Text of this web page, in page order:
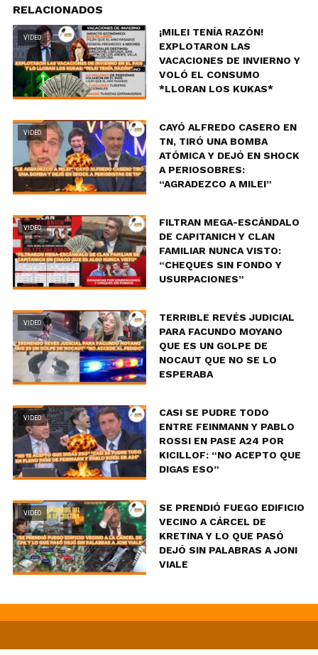
RELACIONADOS
VIDEO
¡MILEI TENÍA RAZÓN!
EXPLOTARON LAS
VACACIONES DE INVIERNO Y
VOLÓ EL CONSUMO
*LLORAN LOS KUKAS*
VIDEO
CAYÓ ALFREDO CASERO EN
TN, TIRÓ UNA BOMBA
ATÓMICA Y DEJÓ EN SHOCK
A PERIOSOBRES:
“AGRADEZCO A MILEI”
VIDEO
FILTRAN MEGA-ESCÁNDALO
DE CAPITANICH Y CLAN
FAMILIAR NUNCA VISTO:
“CHEQUES SIN FONDO Y
USURPACIONES”
VIDEO
TERRIBLE REVÉS JUDICIAL
PARA FACUNDO MOYANO
QUE ES UN GOLPE DE
NOCAUT QUE NO SE LO
ESPERABA
VIDEO
CASI SE PUDRE TODO
ENTRE FEINMANN Y PABLO
ROSSI EN PASE A24 POR
KICILLOF: “NO ACEPTO QUE
DIGAS ESO”
VIDEO
SE PRENDIÓ FUEGO EDIFICIO
VECINO A CÁRCEL DE
KRETINA Y LO QUE PASÓ
DEJÓ SIN PALABRAS A JONI
VIALE